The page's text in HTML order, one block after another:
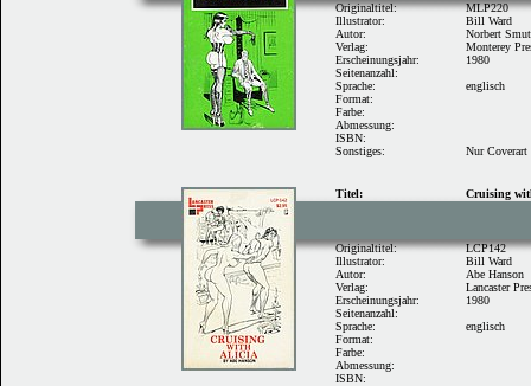
Originaltitel:
Illustrator:
Autor:
Verlag:
MLP220
Bill Ward
Norbert
Monterey
Erscheinungsjahr:
Seitenanzahl:
Sprache:
Format:
Farbe:
Abmessung:
ISBN:
Sonstiges:
1980
englisch
Nur Coverart
Titel: Cruising
Originaltitel:
Illustrator:
Autor:
Verlag:
LCP142
Bill Ward
Abe Hanson
Lancaster
Erscheinungsjahr:
Seitenanzahl:
Sprache:
Format:
Farbe:
Abmessung:
ISBN:
1980
englisch